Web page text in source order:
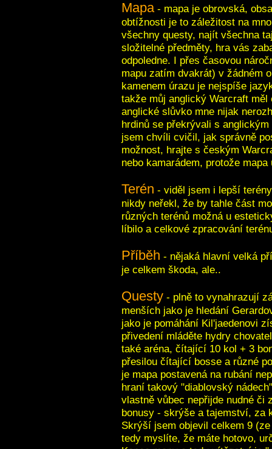
Mapa- mapa je obrovská,
obtížnosti je to záležitost na
všechny questy, najít všechna
složitelné předměty, hra vás
odpoledne. I přes časovou
mapu zatím dvakrát) v žádném
kamenem úrazu je nejspíše
takže můj anglický Warcraft
anglické slůvko mne nijak
hrdinů se překrývali s
jsem chvíli cvičil, jak správně
možnost, hrajte s českým
nebo kamarádem, protože
Terén - viděl jsem i lepší
nikdy neřekl, že by tahle část
různých terénů možná u
líbilo a celkové zpracování
Příběh - nějaká hlavní velká
je celkem škoda, ale..
Questy - plně to vynahrazují
menších jako je hledání
jako je pomáhání Kil'jaedenovi
přivedení mláděte hydry
také aréna, čítající 10 kol + 3
přesilou čítající bosse a různé
je mapa postavená na rubání
hraní takový "diablovský
vlastně vůbec nepřijde nudné či
bonusy - skrýše a tajemství, za
Skrýší jsem objevil celkem 9
tedy myslíte, že máte hotovo,